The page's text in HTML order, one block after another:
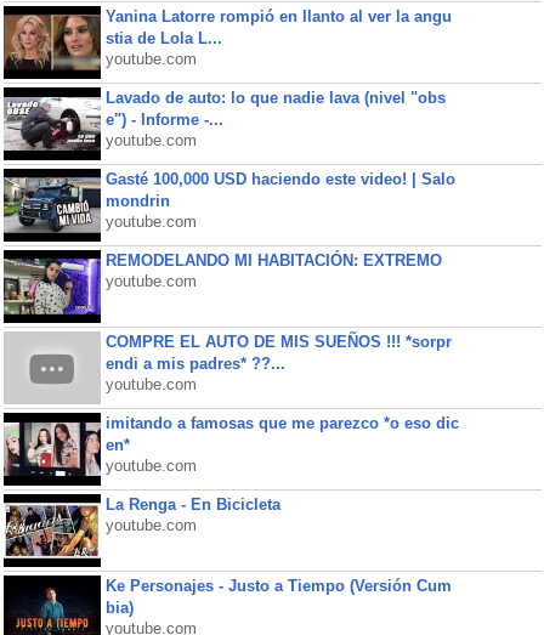
Yanina Latorre rompió en llanto al ver la angu
stia de Lola L...
youtube.com
Lavado de auto: lo que nadie lava (nivel "obs
e") - Informe -...
youtube.com
Gasté 100,000 USD haciendo este video! | Salo
mondrin
youtube.com
REMODELANDO MI HABITACIÓN: EXTREMO
youtube.com
COMPRE EL AUTO DE MIS SUEÑOS !!! *sorpr
endi a mis padres* ??...
youtube.com
imitando a famosas que me parezco *o eso dic
en*
youtube.com
La Renga - En Bicicleta
youtube.com
Ke Personajes - Justo a Tiempo (Versión Cum
bia)
youtube.com